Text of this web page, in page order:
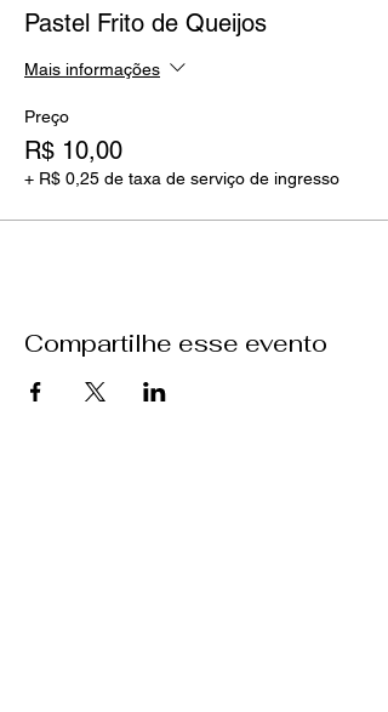
Pastel Frito de Queijos
Mais informações
Preço
R$ 10,00
+ R$ 0,25 de taxa de serviço de ingresso
Compartilhe esse evento